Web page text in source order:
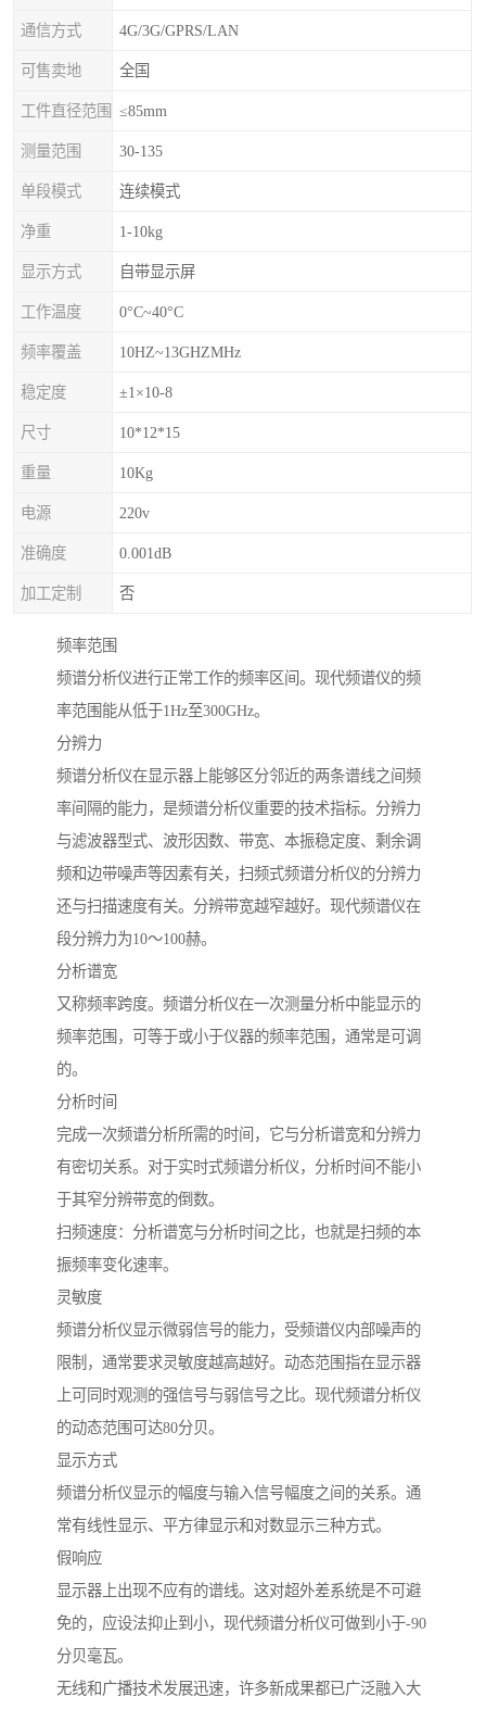
通信方式 4G/3G/GPRS/LAN
可售卖地 全国
工件直径范围 ≤85mm
测量范围 30-135
单段模式 连续模式
净重 1-10kg
显示方式 自带显示屏
工作温度 0°C~40°C
频率覆盖 10HZ~13GHZMHz
稳定度 ±1×10-8
尺寸 10*12*15
重量 10Kg
电源 220v
准确度 0.001dB
加工定制 否
频率范围
频谱分析仪进行正常工作的频率区间。现代频谱仪的频
率范围能从低于1Hz至300GHz。
分辨力
频谱分析仪在显示器上能够区分邻近的两条谱线之间频
率间隔的能力，是频谱分析仪重要的技术指标。分辨力
与滤波器型式、波形因数、带宽、本振稳定度、剩余调
频和边带噪声等因素有关，扫频式频谱分析仪的分辨力
还与扫描速度有关。分辨带宽越窄越好。现代频谱仪在
段分辨力为10～100赫。
分析谱宽
又称频率跨度。频谱分析仪在一次测量分析中能显示的
频率范围，可等于或小于仪器的频率范围，通常是可调
的。
分析时间
完成一次频谱分析所需的时间，它与分析谱宽和分辨力
有密切关系。对于实时式频谱分析仪，分析时间不能小
于其窄分辨带宽的倒数。
扫频速度：分析谱宽与分析时间之比，也就是扫频的本
振频率变化速率。
灵敏度
频谱分析仪显示微弱信号的能力，受频谱仪内部噪声的
限制，通常要求灵敏度越高越好。动态范围指在显示器
上可同时观测的强信号与弱信号之比。现代频谱分析仪
的动态范围可达80分贝。
显示方式
频谱分析仪显示的幅度与输入信号幅度之间的关系。通
常有线性显示、平方律显示和对数显示三种方式。
假响应
显示器上出现不应有的谱线。这对超外差系统是不可避
免的，应设法抑止到小，现代频谱分析仪可做到小于-90
分贝毫瓦。
无线和广播技术发展迅速，许多新成果都已广泛融入大